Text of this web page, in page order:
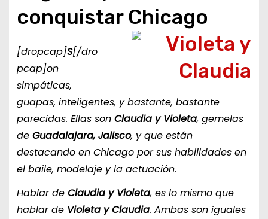
conquistar Chicago
[dropcap]S[/dro
pcap]on
simpáticas,
guapas, inteligentes, y bastante, bastante
parecidas. Ellas son Claudia y Violeta, gemelas
de Guadalajara, Jalisco, y que están
destacando en Chicago por sus habilidades en
el baile, modelaje y la actuación.
Hablar de Claudia y Violeta, es lo mismo que
hablar de Violeta y Claudia. Ambas son iguales